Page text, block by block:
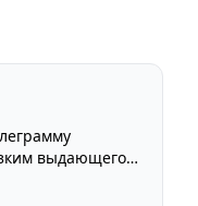
выдающегося